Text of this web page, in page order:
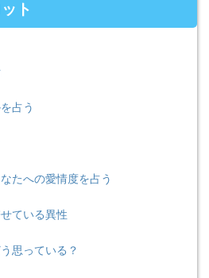
ト
占う
たへの愛情度を占う
ている異性
思っている？